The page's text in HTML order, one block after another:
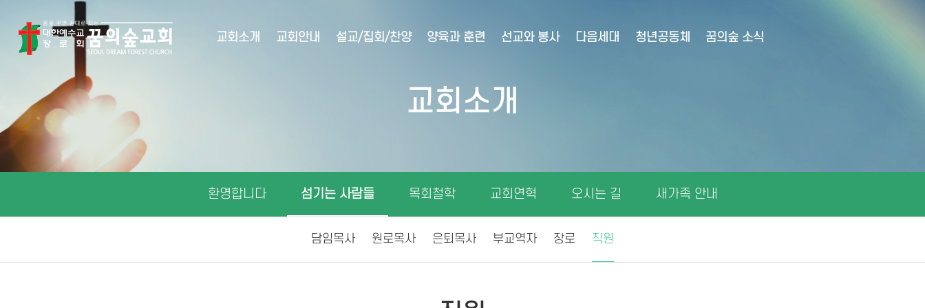
교회소개 교회안내 설교/집회/찬양 양육과 훈련 선교와 봉사 다음세대 청년공동체 꿈의숲 소식
교회소개
환영합니다 섬기는 사람들 목회철학 교회연혁 오시는 길 새가족 안내
담임목사 원로목사 은퇴목사 부교역자 장로 직원